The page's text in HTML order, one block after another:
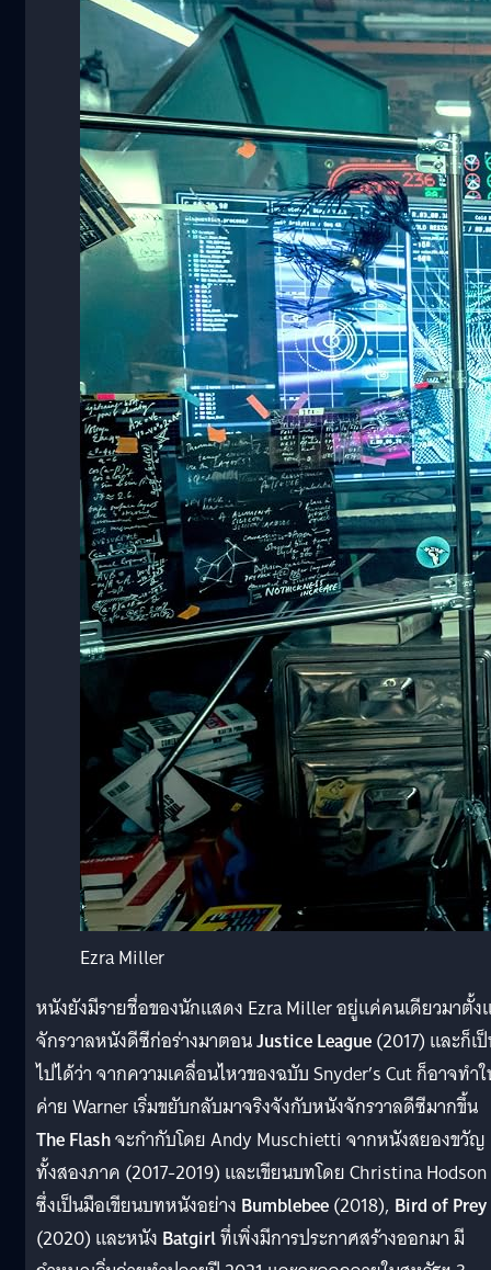
Ezra Miller
หนังยังมีรายชื่อของนักแสดง Ezra Miller อยู่แค่คนเดียวมาตั้ง
จักรวาลหนังดีซีก่อร่างมาตอนJustice League(2017) และก็เ
ไปได้ว่า จากความเคลื่อนไหวของฉบับ Snyder’s Cut ก็อาจทำ
ค่าย Warner เริ่มขยับกลับมาจริงจังกับหนังจักรวาลดีซีมากขึ้น
The Flashจะกำกับโดย Andy Muschietti จากหนังสยองขวัญ
ทั้งสองภาค (2017-2019) และเขียนบทโดย Christina Hodson
ซึ่งเป็นมือเขียนบทหนังอย่าง Bumblebee(2018), Bird of Prey
(2020) และหนัง Batgirlที่เพิ่งมีการประกาศสร้างออกมา มี